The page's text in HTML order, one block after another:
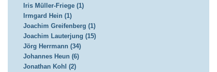
Iris Müller-Friege (1)
Irmgard Hein (1)
Joachim Greifenberg (1)
Joachim Lauterjung (15)
Jörg Herrmann (34)
Johannes Heun (6)
Jonathan Kohl (2)